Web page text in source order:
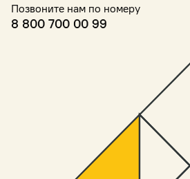
Позвоните нам по номеру
8 800 700 00 99